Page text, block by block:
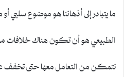
ما يتبادر إلى أذهاننا هو موضوع
الطبيعي هو أن تكون هناك خلافات
نتمكن من التعامل معها حتى تخفف